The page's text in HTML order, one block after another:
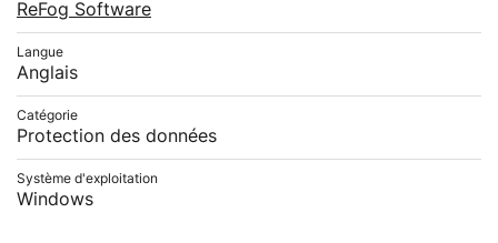
ReFog Software
Langue
Anglais
Catégorie
Protection des données
Système d'exploitation
Windows